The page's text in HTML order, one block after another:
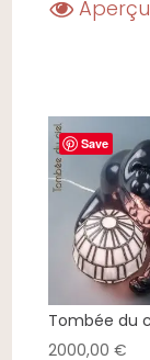
Save
Tombée du
2000,00€